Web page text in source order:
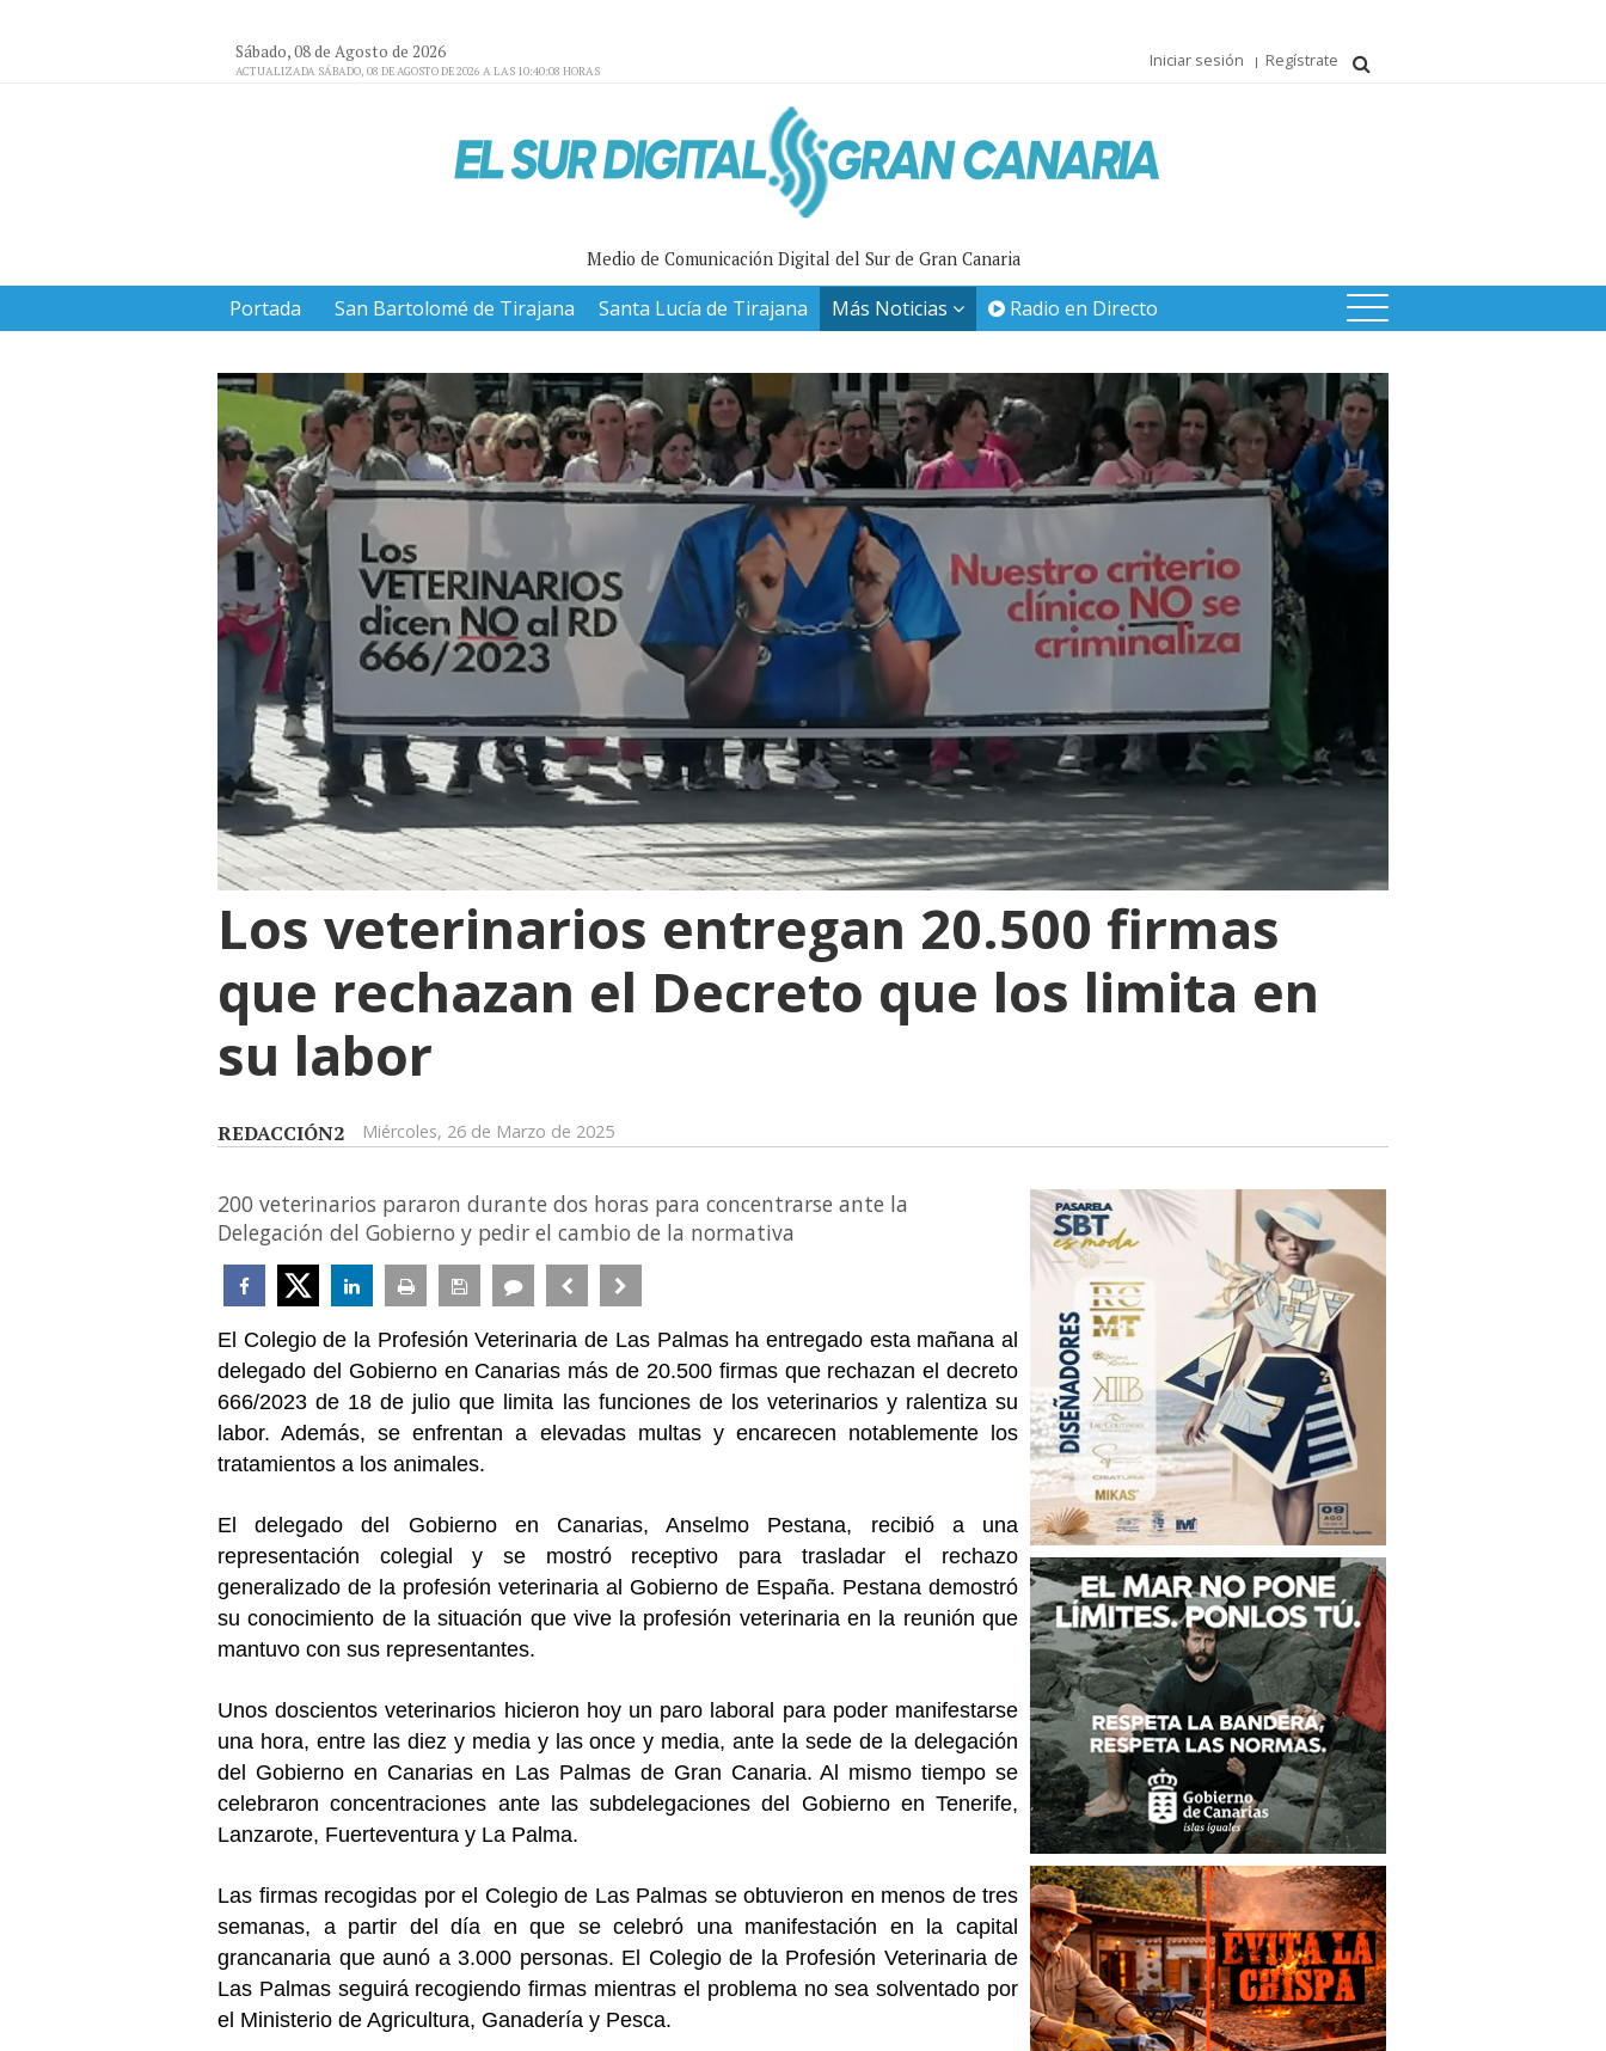
Sábado, 08 de Agosto de 2026
ACTUALIZADA SÁBADO, 08 DE AGOSTO DE 2026 A LAS 10:40:08 HORAS
Iniciar sesión Regístrate
Medio de Comunicación Digital del Sur de Gran Canaria
Portada San Bartolomé de Tirajana Santa Lucía de Tirajana Más Noticias Radio en Directo
Los veterinarios entregan 20.500 firmas
que rechazan el Decreto que los limita en
su labor
REDACCIÓN2 Miércoles, 26 de Marzo de 2025
200 veterinarios pararon durante dos horas para concentrarse ante la
Delegación del Gobierno y pedir el cambio de la normativa
El Colegio de la Profesión Veterinaria de Las Palmas ha entregado esta mañana al
delegado del Gobierno en Canarias más de 20.500 firmas que rechazan el decreto
666/2023 de 18 de julio que limita las funciones de los veterinarios y ralentiza su
labor. Además, se enfrentan a elevadas multas y encarecen notablemente los
tratamientos a los animales.
El delegado del Gobierno en Canarias, Anselmo Pestana, recibió a una
representación colegial y se mostró receptivo para trasladar el rechazo
generalizado de la profesión veterinaria al Gobierno de España. Pestana demostró
su conocimiento de la situación que vive la profesión veterinaria en la reunión que
mantuvo con sus representantes.
Unos doscientos veterinarios hicieron hoy un paro laboral para poder manifestarse
una hora, entre las diez y media y las once y media, ante la sede de la delegación
del Gobierno en Canarias en Las Palmas de Gran Canaria. Al mismo tiempo se
celebraron concentraciones ante las subdelegaciones del Gobierno en Tenerife,
Lanzarote, Fuerteventura y La Palma.
Las firmas recogidas por el Colegio de Las Palmas se obtuvieron en menos de tres
semanas, a partir del día en que se celebró una manifestación en la capital
grancanaria que aunó a 3.000 personas. El Colegio de la Profesión Veterinaria de
Las Palmas seguirá recogiendo firmas mientras el problema no sea solventado por
el Ministerio de Agricultura, Ganadería y Pesca.